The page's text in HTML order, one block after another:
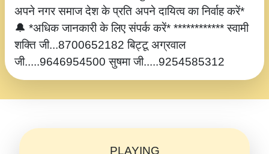
अपने नगर समाज देश के प्रति अपने दायित्व का निर्वाह करें*
🔔 *अधिक जानकारी के लिए संपर्क करें* ************ स्वामी
शक्ति जी...8700652182 बिट्टू अग्रवाल
जी.....9646954500 सुषमा जी.....9254585312
PLAYING